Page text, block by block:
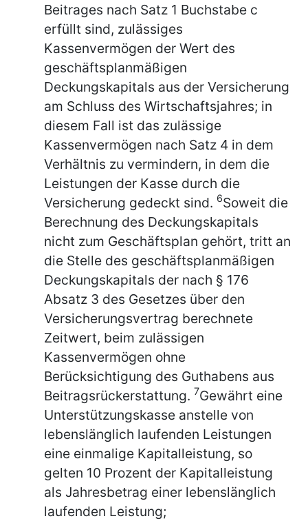
Beitrages nach Satz 1 Buchstabe c
erfüllt sind, zulässiges
Kassenvermögen der Wert des
geschäftsplanmäßigen
Deckungskapitals aus der Versicherung
am Schluss des Wirtschaftsjahres; in
diesem Fall ist das zulässige
Kassenvermögen nach Satz 4 in dem
Verhältnis zu vermindern, in dem die
Leistungen der Kasse durch die
Versicherung gedeckt sind. 6Soweit die
Berechnung des Deckungskapitals
nicht zum Geschäftsplan gehört, tritt an
die Stelle des geschäftsplanmäßigen
Deckungskapitals der nach § 176
Absatz 3 des Gesetzes über den
Versicherungsvertrag berechnete
Zeitwert, beim zulässigen
Kassenvermögen ohne
Berücksichtigung des Guthabens aus
Beitragsrückerstattung. 7Gewährt eine
Unterstützungskasse anstelle von
lebenslänglich laufenden Leistungen
eine einmalige Kapitalleistung, so
gelten 10 Prozent der Kapitalleistung
als Jahresbetrag einer lebenslänglich
laufenden Leistung;